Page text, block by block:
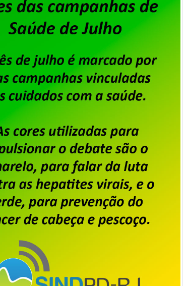
Brasil – Sindicato
de cartas de
fortalecimento sindical
porImprensaem06/08/2026.
o encerramento da negociação do Acordo
e trabalhadoras da Unisys
Sindical, conforme aprovado em
de salário vigente do trabalhador,
Sindical” […]
mais
trabalhadores do
2026
por Imprensa